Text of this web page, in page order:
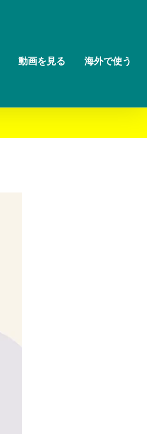
動画を見る 海外で使う